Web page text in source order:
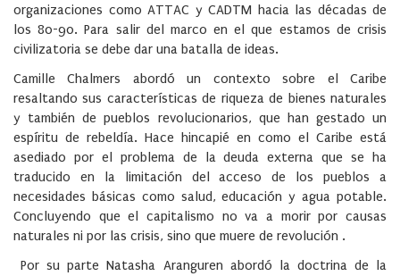
organizaciones como ATTAC y CADTM hacia las décadas de
los 80-90. Para salir del marco en el que estamos de crisis
civilizatoria se debe dar una batalla de ideas.
Camille Chalmers abordó un contexto sobre el Caribe
resaltando sus características de riqueza de bienes naturales
y también de pueblos revolucionarios, que han gestado un
espíritu de rebeldía. Hace hincapié en como el Caribe está
asediado por el problema de la deuda externa que se ha
traducido en la limitación del acceso de los pueblos a
necesidades básicas como salud, educación y agua potable.
Concluyendo que el capitalismo no va a morir por causas
naturales ni por las crisis, sino que muere de revolución .
Por su parte Natasha Aranguren abordó la doctrina de la